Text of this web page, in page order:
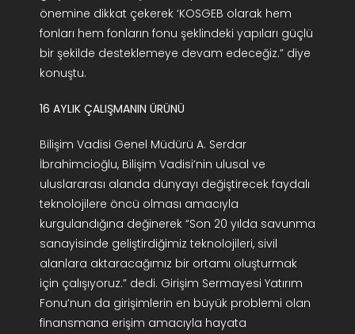
önemine dikkat çekerek ‘KOSGEB olarak hem
fonları hem fonların fonu şeklindeki yapıları güçlü
bir şekilde desteklemeye devam edeceğiz.” diye
konuştu.
16 AYLIK ÇALIŞMANIN ÜRÜNÜ
Bilişim Vadisi Genel Müdürü A. Serdar
İbrahimcioğlu, Bilişim Vadisi’nin ulusal ve
uluslararası alanda dünyayı değiştirecek faydalı
teknolojilere öncü olması amacıyla
kurgulandığına değinerek “Son 20 yılda savunma
sanayisinde geliştirdiğimiz teknolojileri, sivil
alanlara aktaracağımız bir ortamı oluşturmak
için çalışıyoruz.” dedi. Girişim Sermayesi Yatırım
Fonu’nun da girişimlerin en büyük problemi olan
finansmana erişim amacıyla hayata